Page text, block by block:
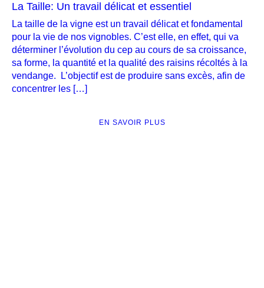
La Taille: Un travail délicat et essentiel
La taille de la vigne est un travail délicat et fondamental
pour la vie de nos vignobles. C’est elle, en effet, qui va
déterminer l’évolution du cep au cours de sa croissance,
sa forme, la quantité et la qualité des raisins récoltés à la
vendange. L’objectif est de produire sans excès, afin de
concentrer les […]
EN SAVOIR PLUS